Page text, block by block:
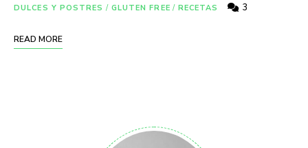
DULCES Y POSTRES / GLUTEN FREE / RECETAS 3
READ MORE